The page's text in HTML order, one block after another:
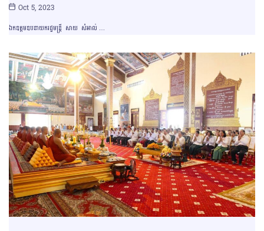
Oct 5, 2023
ឯកឧត្ដមឧបនាយករដ្ឋមន្ត្រី សាយ សំអាល់ …